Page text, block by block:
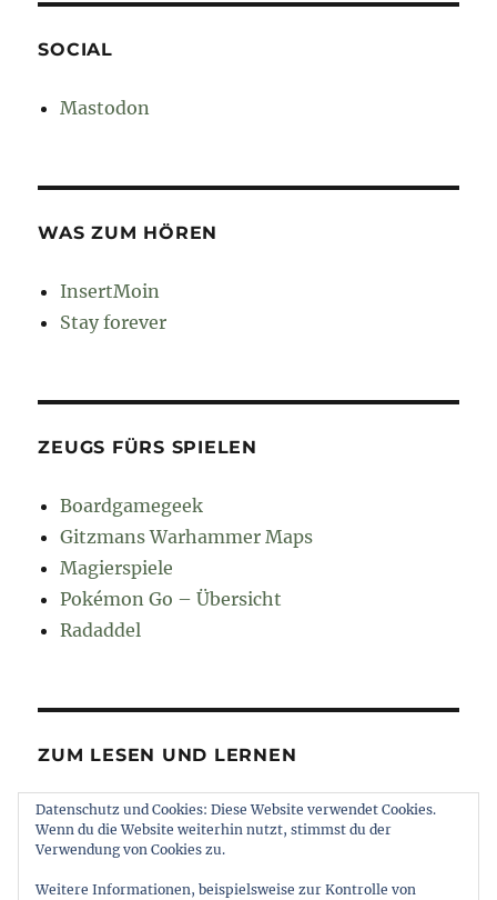
SOCIAL
Mastodon
WAS ZUM HÖREN
InsertMoin
Stay forever
ZEUGS FÜRS SPIELEN
Boardgamegeek
Gitzmans Warhammer Maps
Magierspiele
Pokémon Go – Übersicht
Radaddel
ZUM LESEN UND LERNEN
Euroncap
Tong
Datenschutz und Cookies: Diese Website verwendet Cookies.
Wenn du die Website weiterhin nutzt, stimmst du der
Verwendung von Cookies zu.
Weitere Informationen, beispielsweise zur Kontrolle von